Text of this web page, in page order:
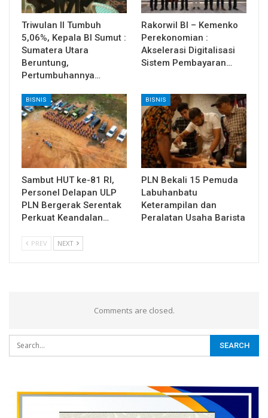
Triwulan II Tumbuh
5,06%, Kepala BI Sumut :
Sumatera Utara
Beruntung,
Pertumbuhannya…
Rakorwil BI – Kemenko
Perekonomian :
Akselerasi Digitalisasi
Sistem Pembayaran…
BISNIS
Sambut HUT ke-81 RI,
Personel Delapan ULP
PLN Bergerak Serentak
Perkuat Keandalan…
BISNIS
PLN Bekali 15 Pemuda
Labuhanbatu
Keterampilan dan
Peralatan Usaha Barista
PREV NEXT
Comments are closed.